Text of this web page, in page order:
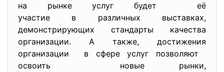
на рынке услуг будет её
участие в различных выставках,
демонстрирующих стандарты качества
организации. А также, достижения
организации в сфере услуг позволяют
освоить новые рынки,